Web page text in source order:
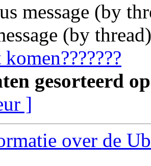
message (by
(by
gesorteerd
]
over de